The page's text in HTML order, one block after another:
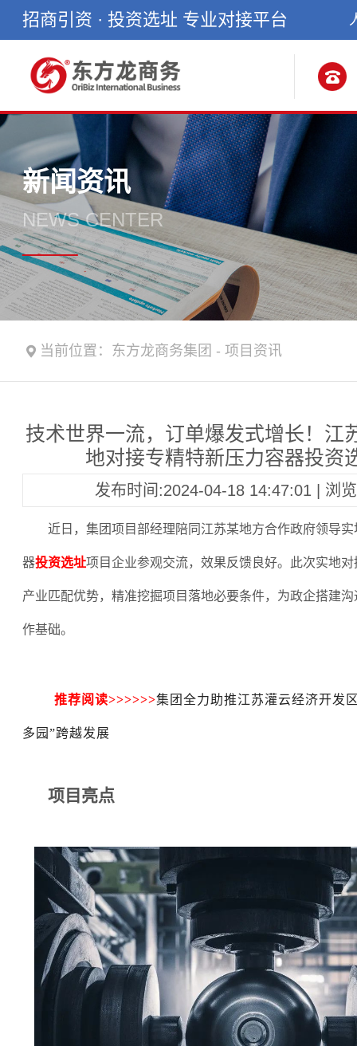
招商引资 · 投资选址 专业对接平台
新闻资讯
NEWS CENTER
当前位置： 东方龙商务集团 - 项目资讯
技术世界一流，订单爆发式增长！江
地对接专精特新压力容器投资
发布时间:2024-04-18 14:47:01 | 浏
近日，集团项目部经理陪同江苏某地方合作政府领导实
器投资选址项目企业参观交流，效果反馈良好。此次实地
产业匹配优势，精准挖掘项目落地必要条件，为政企搭建
作基础。
推荐阅读>>>>>>集团全力助推江苏灌云经济开发
多园”跨越发展
项目亮点